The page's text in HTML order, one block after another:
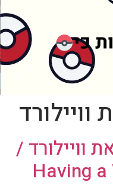
את וויילורד /
Having